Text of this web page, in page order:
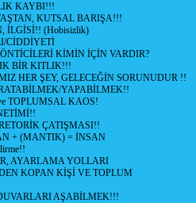
KAYBI!!!
KUTSAL BARIŞA!!!
İLGİSİ!! (Hobisizlik)
CİDDİYETİ
KİMİN İÇİN VARDIR?
BİR KITLIK!!!
HER ŞEY, GELECEĞİN SORUNUDUR !!
YAPABİLMEK!!
TOPLUMSAL KAOS!
ÇATIŞMASI!!
+ (MANTIK) = İNSAN
AYARLAMA YOLLARI
KOPAN KİŞİ VE TOPLUM
AŞABİLMEK!!!